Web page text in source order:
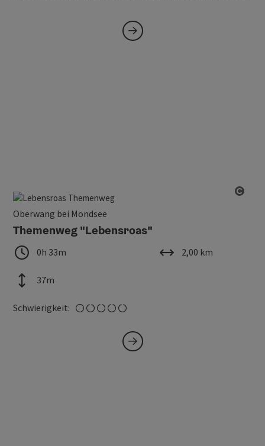
Oberwang bei Mondsee
Themenweg "Lebensroas"
Dauer 0h 33m
Höhenmeter
37m
Länge 2,00 km
Schwierigkeit: sehr leicht